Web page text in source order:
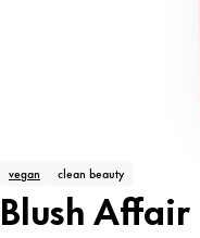
vegan clean beauty
Blush